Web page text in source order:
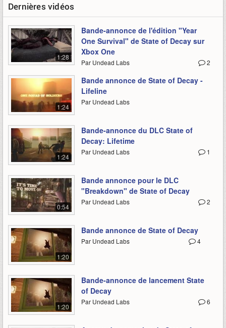
Dernières vidéos
1:28
Bande-annonce de l'édition "Year
One Survival" de State of Decay sur
Xbox One
2
Par Undead Labs
1:24
Bande annonce de State of Decay -
Lifeline
Par Undead Labs
1:24
Bande-annonce du DLC State of
Decay: Lifetime
1
Par Undead Labs
0:54
Bande annonce pour le DLC
"Breakdown" de State of Decay
2
Par Undead Labs
1:20
Bande annonce de State of Decay
4
Par Undead Labs
1:20
Bande-annonce de lancement State
of Decay
6
Par Undead Labs